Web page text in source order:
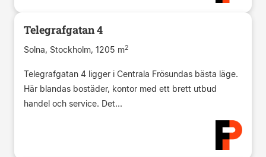
Telegrafgatan 4
Solna, Stockholm, 1205 m2
Telegrafgatan 4 ligger i Centrala Frösundas bästa läge.
Här blandas bostäder, kontor med ett brett utbud
handel och service. Det...